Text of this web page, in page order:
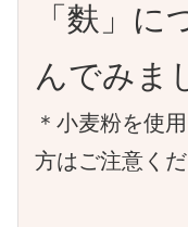
「麩」
んでみま
＊小麦粉を使
方はご注意くだ